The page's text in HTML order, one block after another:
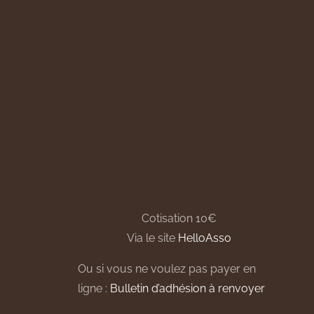
Cotisation 10€
Via le site HelloAsso
Ou si vous ne voulez pas payer en
ligne : Bulletin d’adhésion à renvoyer